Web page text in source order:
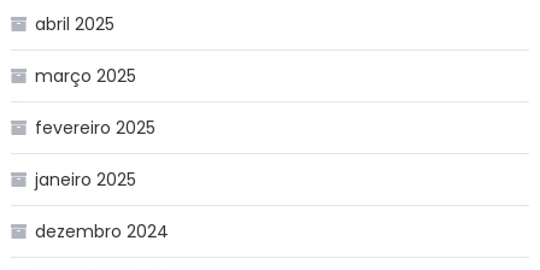
abril 2025
março 2025
fevereiro 2025
janeiro 2025
dezembro 2024